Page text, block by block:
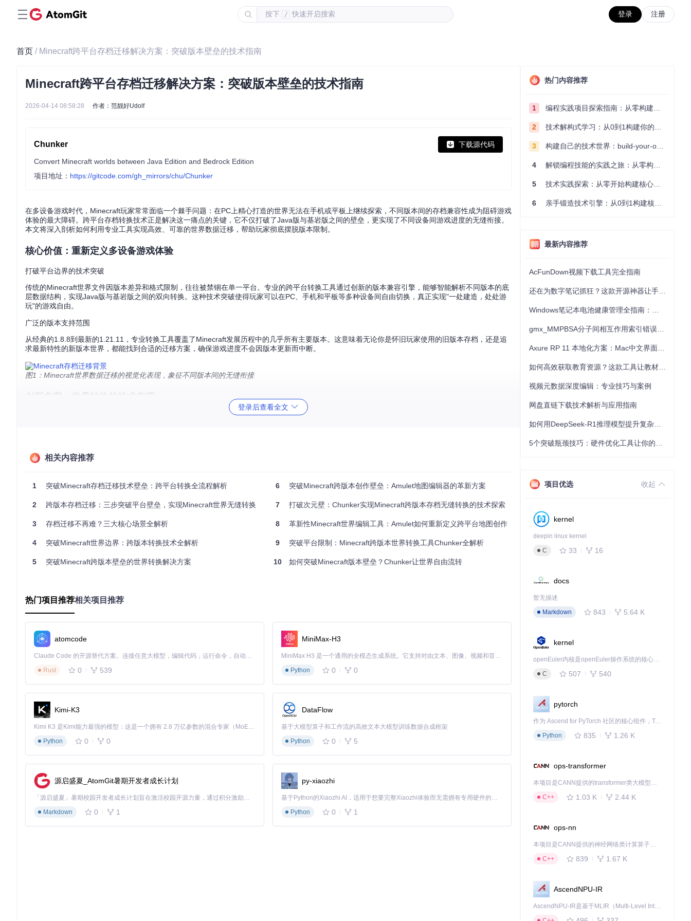
按下 / 快速开启搜索 登录 注册
首页 / Minecraft跨平台存档迁移解决方案：突破版本壁垒的技术指南
Minecraft跨平台存档迁移解决方案：突破版本壁垒的技术指南
2026-04-14 08:58:28 作者：范靓好Udolf
Chunker 下载源代码
Convert Minecraft worlds between Java Edition and Bedrock Edition
项目地址： https://gitcode.com/gh_mirrors/chu/Chunker
在多设备游戏时代，Minecraft玩家常常面临一个棘手问题：在PC上精心打造的世界无法在手机或平板上继续探索，不同版本间的存档兼容性成为阻碍游戏
体验的最大障碍。跨平台存档转换技术正是解决这一痛点的关键，它不仅打破了Java版与基岩版之间的壁垒，更实现了不同设备间游戏进度的无缝衔接。
本文将深入剖析如何利用专业工具实现高效、可靠的世界数据迁移，帮助玩家彻底摆脱版本限制。
核心价值：重新定义多设备游戏体验
打破平台边界的技术突破
传统的Minecraft世界文件因版本差异和格式限制，往往被禁锢在单一平台。专业的跨平台转换工具通过创新的版本兼容引擎，能够智能解析不同版本的底
层数据结构，实现Java版与基岩版之间的双向转换。这种技术突破使得玩家可以在PC、手机和平板等多种设备间自由切换，真正实现"一处建造，处处游
玩"的游戏自由。
广泛的版本支持范围
从经典的1.8.8到最新的1.21.11，专业转换工具覆盖了Minecraft发展历程中的几乎所有主要版本。这意味着无论你是怀旧玩家使用的旧版本存档，还是追
求最新特性的新版本世界，都能找到合适的迁移方案，确保游戏进度不会因版本更新而中断。
图1：Minecraft世界数据迁移的视觉化表现，象征不同版本间的无缝衔接
多线程处理架构
实体的大型世界，将原本需要数小时的转换过程缩短至几十分钟。
实战案例：从Java版到基岩版的迁移之旅
准备工作与环境配置
在开始转换前，需要确保系统满足以下条件：
安装Java 17或更高版本
获取转换工具的官方版本：
git clone
完整转换流程
世界文件准备
定位Java版世界文件夹（通常位于
对原始世界进行备份（建议使用压缩包形式）
检查世界完整性，确保没有损坏的区域文件
转换参数配置
java -jar chunker-cli.jar --
观察控制台输出的进度信息
注意是否有警告或错误提示
大型世界可使用--verbose参数查看详细日志
登录后查看全文
相关内容推荐
1 突破Minecraft存档迁移技术壁垒：跨平台转换全流程解析
2 跨版本存档迁移：三步突破平台壁垒，实现Minecraft世界无缝转换
3 存档迁移不再难？三大核心场景全解析
4 突破Minecraft世界边界：跨版本转换技术全解析
5 突破Minecraft跨版本壁垒的世界转换解决方案
6 突破Minecraft跨版本创作壁垒：Amulet地图编辑器的革新方案
7 打破次元壁：Chunker实现Minecraft跨版本存档无缝转换的技术探索
8 革新性Minecraft世界编辑工具：Amulet如何重新定义跨平台地图创作
9 突破平台限制：Minecraft跨版本世界转换工具Chunker全解析
10 如何突破Minecraft版本壁垒？Chunker让世界自由流转
热门项目推荐相关项目推荐
atomcode
Claude Code 的开源替代方案。连接任意大模型，编辑代码，运行命令，自动验证 — 全自动执行。用 Rust 构建，极致性能。 ｜ An open-source alternative to Claude Code. Connect any LLM, edit code, run commands, and verify changes — autonomously. Built in Rust for speed. Get Started
Rust
0 539
MiniMax-H3
MiniMax H3 是一个通用的全模态生成系统。它支持对由文本、图像、视频和音频组成的多模态上下文进行统一理解，并能生成分辨率高达 2K、时长可达 15 秒的带原生立体声音频的视频。得益于面向任务泛化的系统设计，H3 在预训练阶段就已具备广泛的多模态上下文理解与生成能力，能够出色地执行复杂的多模态指令。
Python
0 0
Kimi-K3
Kimi K3 是Kimi能力最强的模型：这是一个拥有 2.8 万亿参数的混合专家（MoE）模型，具备原生视觉理解能力，并支持 100 万 token 的上下文窗口。
Python
0 0
DataFlow
基于大模型算子和工作流的高效文本大模型训练数据合成框架
Python
0 5
源启盛夏_AtomGit暑期开发者成长计划
「源启盛夏」暑期校园开发者成长计划旨在激活校园开源力量，通过积分激励、认证扶持、资源倾斜等形式，引导高校组织和开发者完成「入驻 — 建项目 — 做贡献 — 获认证 — 得资源」的完整闭环。无论你是想带领社团入驻平台的组织者，还是希望用代码贡献证明自己的开发者，都能在这里找到属于你的成长路径。
Markdown
0 1
py-xiaozhi
基于Python的Xiaozhi AI，适用于想要完整Xiaozhi体验而无需拥有专用硬件的用户。
Python
0 1
热门内容推荐
1 编程实践项目探索指南：从零构建技术能力体系
2 技术解构式学习：从0到1构建你的编程知识体系
3 构建自己的技术世界：build-your-own-x项目的实践探索指南
4 解锁编程技能的实践之旅：从零构建你的技术世界
5 技术实践探索：从零开始构建核心系统的实践指南
6 亲手锻造技术引擎：从0到1构建核心系统的实践指南
最新内容推荐
AcFunDown视频下载工具完全指南
视频元数据深度编辑：专业技巧与案例
网盘直链下载技术解析与应用指南
项目优选 收起
kernel
deepin linux kernel
C
33 16
docs
暂无描述
Markdown
843 5.64 K
kernel
openEuler内核是openEuler操作系统的核心，既是系统性能与稳定性的基石，也是连接处理器、设备与服务的桥梁。
C
507 540
pytorch
作为 Ascend for PyTorch 社区的核心组件，TorchNPU 是昇腾专为 PyTorch 打造的深度学习适配插件，使 PyTorch 框架能够直接调用昇腾 NPU，为开发者提供昇腾 AI 处理器的超强算力。
Python
835 1.26 K
ops-transformer
本项目是CANN提供的transformer类大模型算子库，实现网络在NPU上加速计算。
C++
1.03 K 2.44 K
ops-nn
本项目是CANN提供的神经网络类计算算子库，实现网络在NPU上加速计算。
C++
839 1.67 K
AscendNPU-IR
AscendNPU-IR是基于MLIR（Multi-Level Intermediate Representation）构建的，面向昇腾亲和算子编译时使用的中间表示，提供昇腾完备表达能力，通过编译优化提升昇腾AI处理器计算效率，支持通过生态框架使能昇腾AI处理器与深度调优